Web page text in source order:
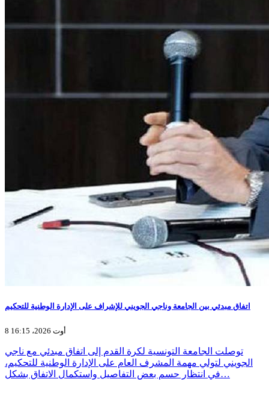
اتفاق مبدئي بين الجامعة وناجي الجويني للإشراف على الإدارة الوطنية للتحكيم
8 أوت 2026، 16:15
توصلت الجامعة التونسية لكرة القدم إلى اتفاق مبدئي مع ناجي
الجويني لتولي مهمة المشرف العام على الإدارة الوطنية للتحكيم،
في انتظار حسم بعض التفاصيل واستكمال الاتفاق بشكل…